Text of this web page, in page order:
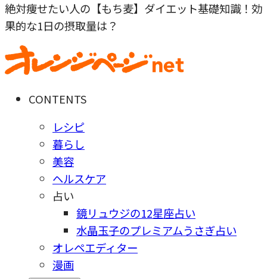
絶対痩せたい人の【もち麦】ダイエット基礎知識！効
果的な1日の摂取量は？
CONTENTS
レシピ
暮らし
美容
ヘルスケア
占い
鏡リュウジの12星座占い
水晶玉子のプレミアムうさぎ占い
オレペエディター
漫画